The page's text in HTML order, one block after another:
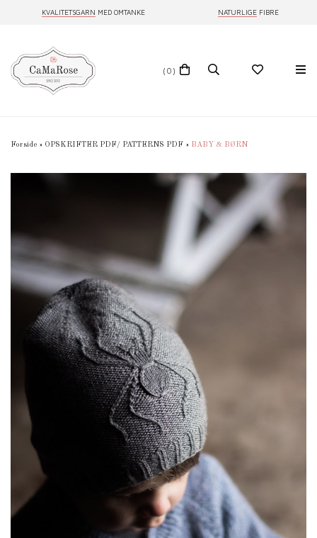
KVALITETSGARN MED OMTANKE NATURLIGE FIBRE
(0)
Forside » OPSKRIFTER PDF/ PATTERNS PDF » BABY & BØRN